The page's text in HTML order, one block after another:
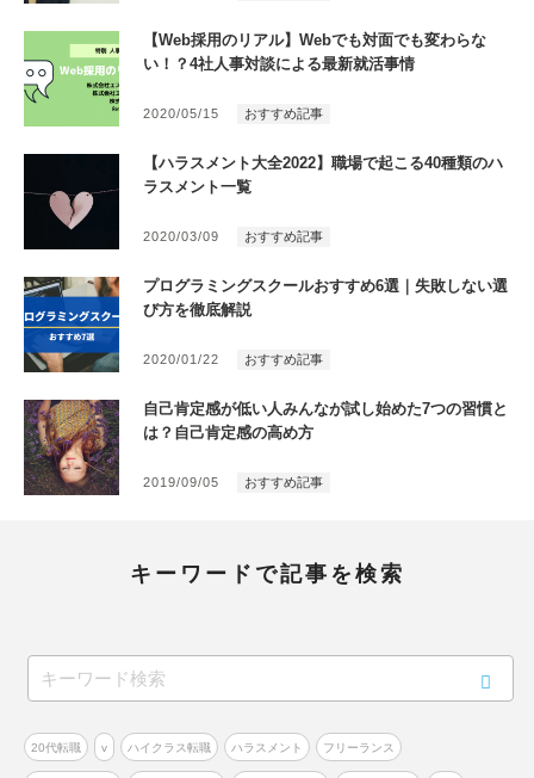
キーワードで記事を検索
20代転職 v ハイクラス転職 ハラスメント フリーランス
【Web採用のリアル】Webでも対面でも変わらな
い！？4社人事対談による最新就活事情
2020/05/15 おすすめ記事
【ハラスメント大全2022】職場で起こる40種類のハ
ラスメント一覧
2020/03/09 おすすめ記事
プログラミングスクールおすすめ6選｜失敗しない選
び方を徹底解説
2020/01/22 おすすめ記事
自己肯定感が低い人みんなが試し始めた7つの習慣と
は？自己肯定感の高め方
2019/09/05 おすすめ記事